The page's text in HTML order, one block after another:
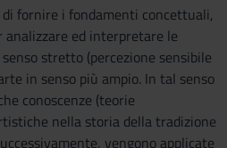
di fornire i fondamenti concettuali,
ed interpretare le
stretto (percezione sensibile
in senso più ampio. In tal senso
conoscenze (teorie
nella storia della tradizione
vengono applicate